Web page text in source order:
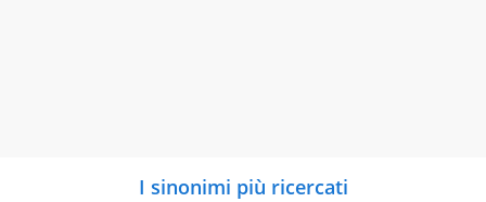
I sinonimi più ricercati